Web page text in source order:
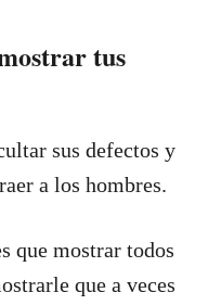
tus
sus defectos y
a los hombres.
que mostrar todos
que a veces